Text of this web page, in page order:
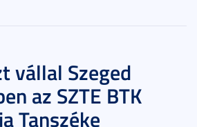
vállal Szeged
az SZTE BTK
Tanszéke